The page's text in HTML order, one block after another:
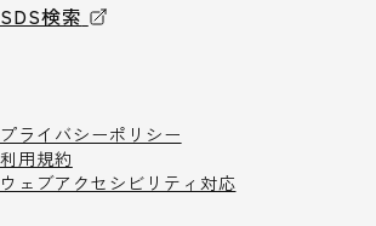
SDS検索
プライバシーポリシー
利用規約
ウェブアクセシビリティ対応